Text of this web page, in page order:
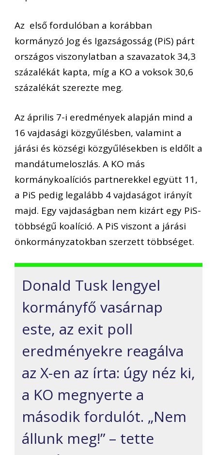
Az első fordulóban a korábban
kormányzó Jog és Igazságosság (PiS) párt
országos viszonylatban a szavazatok 34,3
százalékát kapta, míg a KO a voksok 30,6
százalékát szerezte meg.
Az április 7-i eredmények alapján mind a
16 vajdasági közgyűlésben, valamint a
járási és községi közgyűlésekben is eldőlt a
mandátumeloszlás. A KO más
kormánykoalíciós partnerekkel együtt 11,
a PiS pedig legalább 4 vajdaságot irányít
majd. Egy vajdaságban nem kizárt egy PiS-
többségű koalíció. A PiS viszont a járási
önkormányzatokban szerzett többséget.
Donald Tusk lengyel
kormányfő vasárnap
este, az exit poll
eredményekre reagálva
az X-en az írta: úgy néz ki,
a KO megnyerte a
második fordulót. „Nem
állunk meg!” – tette